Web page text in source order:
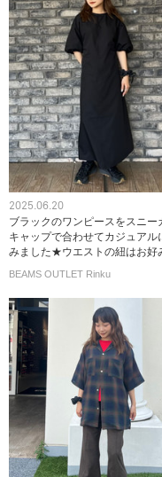
2025.06.20
ブラックのワンピースをスニー
キャップで合わせてカジュアル
みました★ウエストの紐はお好
BEAMS OUTLET Rinku